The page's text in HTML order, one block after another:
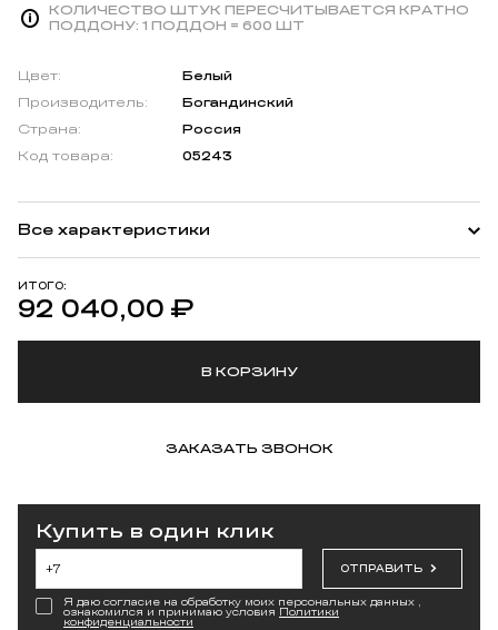
КОЛИЧЕСТВО ШТУК ПЕРЕСЧИТЫВАЕТСЯ КРАТНО
ПОДДОНУ: 1 ПОДДОН = 600 ШТ
ИТОГО:
92 040,00 ₽
В КОРЗИНУ
ЗАКАЗАТЬ ЗВОНОК
Цвет:
Белый
Производитель:
Богандинский
Страна:
Россия
Код товара:
05243
Все характеристики
Купить в один клик
ОТПРАВИТЬ
Я даю согласие на обработку моих персональных данных ,
ознакомился и принимаю условия Политики
конфиденциальности